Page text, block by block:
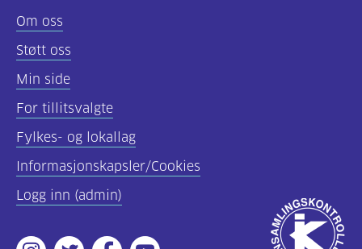
Om oss
Støtt oss
Min side
For tillitsvalgte
Fylkes- og lokallag
Informasjonskapsler/Cookies
Logg inn (admin)
Godkjent
av